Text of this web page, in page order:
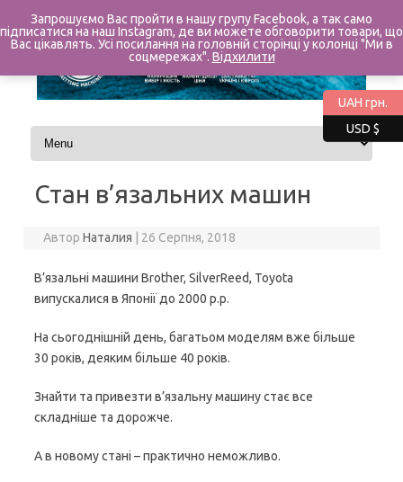
Перейти до контенту
Стан в’язальних машин
АвторНаталия 26 Серпня, 2018
В’язальні машини Brother, SilverReed, Toyota
випускалися в Японії до 2000 р.р.
На сьогоднішній день, багатьом моделям вже більше
30 років, деяким більше 40 років.
Знайти та привезти в’язальну машину стає все
складніше та дорожче.
А в новому стані – практично неможливо.
UAH грн.
USD $
Запрошуємо Вас пройти в нашу групу Facebook, а так само
підписатися на наш Instagram, де ви можете обговорити товари, що
Вас цікавлять. Усі посилання на головній сторінці у колонці "Ми в
соцмережах". Відхилити